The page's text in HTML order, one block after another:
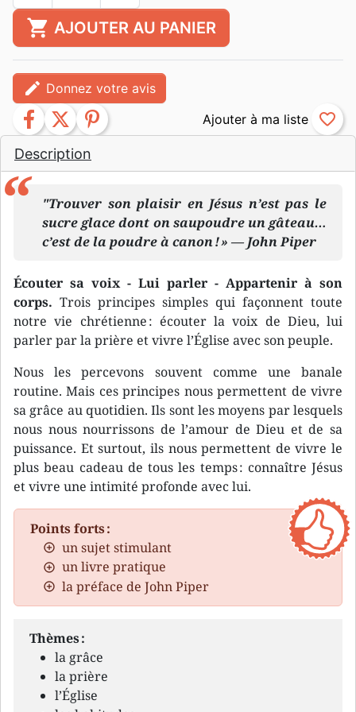
Description
"Trouver son plaisir en Jésus n’est pas le
sucre glace dont on saupoudre un gâteau…
c’est de la poudre à canon ! » — John Piper
Écouter sa voix - Lui parler - Appartenir à son
corps. Trois principes simples qui façonnent toute
notre vie chrétienne : écouter la voix de Dieu, lui
parler par la prière et vivre l’Église avec son peuple.
Nous les percevons souvent comme une banale
routine. Mais ces principes nous permettent de vivre
sa grâce au quotidien. Ils sont les moyens par lesquels
nous nous nourrissons de l’amour de Dieu et de sa
puissance. Et surtout, ils nous permettent de vivre le
plus beau cadeau de tous les temps : connaître Jésus
et vivre une intimité profonde avec lui.
Points forts :
un sujet stimulant
un livre pratique
la préface de John Piper
Thèmes :
la grâce
la prière
l’Église
shopping_cart AJOUTER AU PANIER
edit Donnez votre avis
facebook twitter pinterest favorite_border